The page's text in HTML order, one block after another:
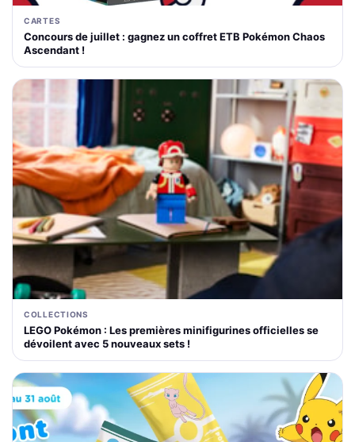
CARTES
Concours de juillet : gagnez un coffret ETB Pokémon Chaos
Ascendant !
COLLECTIONS
LEGO Pokémon : Les premières minifigurines officielles se
dévoilent avec 5 nouveaux sets !